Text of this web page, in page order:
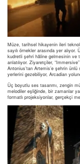
Müze, tarihsel hikayenin ileri
sayılı örnekler arasında yer
kudretli şehri hâline gelmesinin
anlatılıyor. Ziyaretçiler,
Antonius’tan Artemis’e şehrin ünlü
yerlerini gezebiliyor, Arcadian
Üç boyutlu ses tasarımı, zengin
melodiler eşliğinde, bir zamanlar
formatlı projeksiyonlar, gerçekçi